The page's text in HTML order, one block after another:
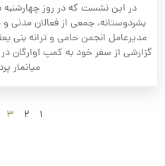
در این نشست که در روز چهارشنبه
بشردوستانه، جمعی از فعالان مدنی و
مدیرعامل انجمن حامی و ترانه بنی
گزارشی از سفر خود به کمپ آوارگان
میانمار
۱ ۲ ۳